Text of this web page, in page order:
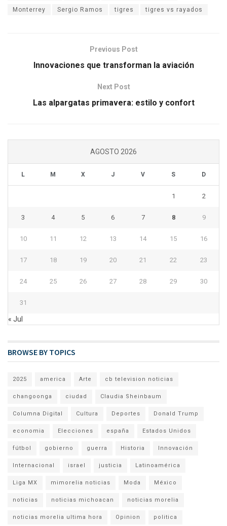
Monterrey Sergio Ramos tigres tigres vs rayados
Previous Post
Innovaciones que transforman la aviación
Next Post
Las alpargatas primavera: estilo y confort
AGOSTO 2026
L M X J V S D
1 2
3 4 5 6 7 8 9
10 11 12 13 14 15 16
17 18 19 20 21 22 23
24 25 26 27 28 29 30
31
« Jul
BROWSE BY TOPICS
2025 america Arte cb television noticias
changoonga ciudad Claudia Sheinbaum
Columna Digital Cultura Deportes Donald Trump
economia Elecciones españa Estados Unidos
fútbol gobierno guerra Historia Innovación
Internacional israel justicia Latinoamérica
Liga MX mimorelia noticias Moda México
noticias noticias michoacan noticias morelia
noticias morelia ultima hora Opinion politica